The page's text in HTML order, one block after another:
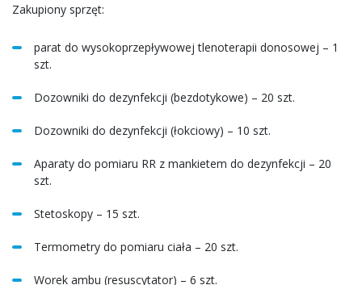
Zakupiony sprzęt:
parat do wysokoprzepływowej tlenoterapii donosowej – 1
szt.
Dozowniki do dezynfekcji (bezdotykowe) – 20 szt.
Dozowniki do dezynfekcji (łokciowy) – 10 szt.
Aparaty do pomiaru RR z mankietem do dezynfekcji – 20
szt.
Stetoskopy – 15 szt.
Termometry do pomiaru ciała – 20 szt.
Worek ambu (resuscytator) – 6 szt.